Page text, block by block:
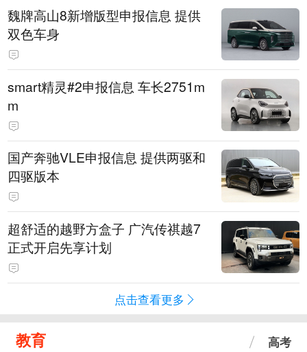
魏牌高山8新增版型申报信息 提供
双色车身
smart精灵#2申报信息 车长2751m
m
国产奔驰VLE申报信息 提供两驱和
四驱版本
超舒适的越野方盒子 广汽传祺越7
正式开启先享计划
点击查看更多
教育 高考